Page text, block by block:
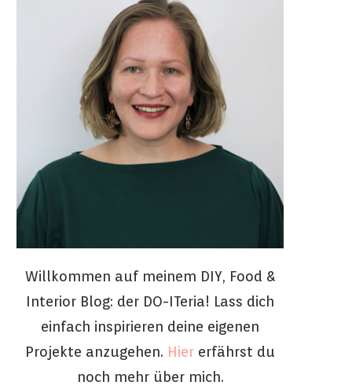
Willkommen auf meinem DIY, Food &
Interior Blog: der DO-ITeria! Lass dich
einfach inspirieren deine eigenen
Projekte anzugehen. Hier erfährst du
noch mehr über mich.